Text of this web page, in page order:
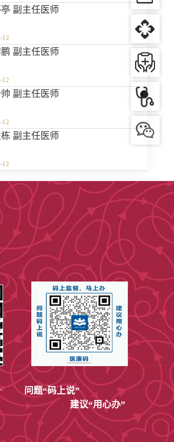
副主任医师
12
副主任医师
12
副主任医师
12
副主任医师
12
问题“码上说”
建议“用心办”